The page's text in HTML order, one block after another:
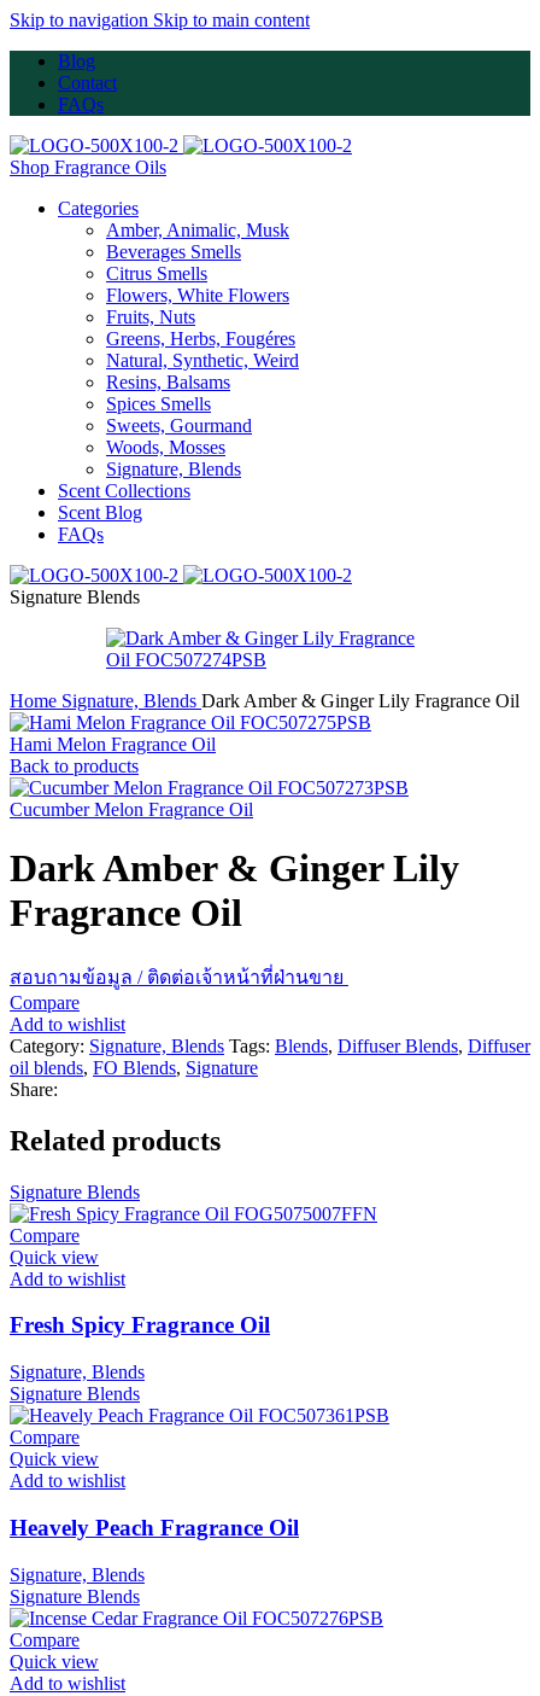
Skip to navigation Skip to main content
Blog
Contact
FAQs
Shop Fragrance Oils
Categories
Amber, Animalic, Musk
Beverages Smells
Citrus Smells
Flowers, White Flowers
Fruits, Nuts
Greens, Herbs, Fougéres
Natural, Synthetic, Weird
Resins, Balsams
Spices Smells
Sweets, Gourmand
Woods, Mosses
Signature, Blends
Scent Collections
Scent Blog
FAQs
Signature Blends
Home Signature, Blends Dark Amber & Ginger Lily Fragrance Oil
Hami Melon Fragrance Oil
Back to products
Cucumber Melon Fragrance Oil
Dark Amber & Ginger Lily
Fragrance Oil
สอบถามข้อมูล / ติดต่อเจ้าหน้าที่ฝ่านขาย
Compare
Add to wishlist
Category: Signature, Blends Tags: Blends, Diffuser Blends, Diffuser
oil blends, FO Blends, Signature
Share:
Related products
Signature Blends
Compare
Quick view
Add to wishlist
Fresh Spicy Fragrance Oil
Signature, Blends
Signature Blends
Compare
Quick view
Add to wishlist
Heavely Peach Fragrance Oil
Signature, Blends
Signature Blends
Compare
Quick view
Add to wishlist